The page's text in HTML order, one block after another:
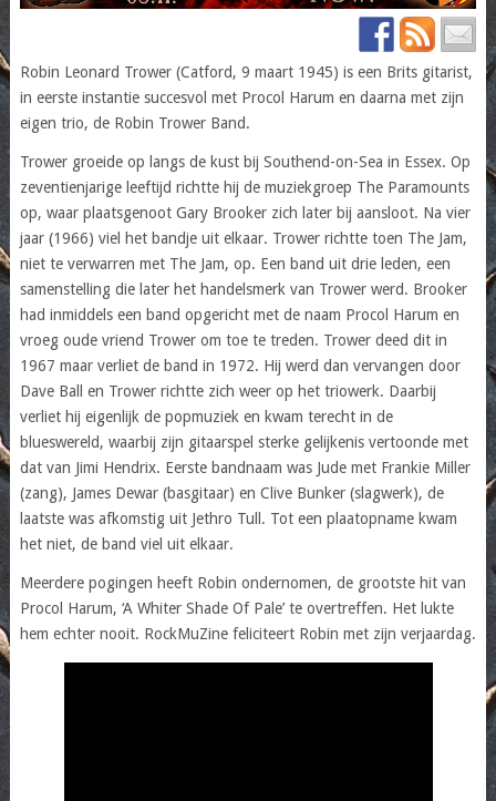
Robin Leonard Trower (Catford, 9 maart 1945) is een Brits gitarist,
in eerste instantie succesvol met Procol Harum en daarna met zijn
eigen trio, de Robin Trower Band.
Trower groeide op langs de kust bij Southend-on-Sea in Essex. Op
zeventienjarige leeftijd richtte hij de muziekgroep The Paramounts
op, waar plaatsgenoot Gary Brooker zich later bij aansloot. Na vier
jaar (1966) viel het bandje uit elkaar. Trower richtte toen The Jam,
niet te verwarren met The Jam, op. Een band uit drie leden, een
samenstelling die later het handelsmerk van Trower werd. Brooker
had inmiddels een band opgericht met de naam Procol Harum en
vroeg oude vriend Trower om toe te treden. Trower deed dit in
1967 maar verliet de band in 1972. Hij werd dan vervangen door
Dave Ball en Trower richtte zich weer op het triowerk. Daarbij
verliet hij eigenlijk de popmuziek en kwam terecht in de
blueswereld, waarbij zijn gitaarspel sterke gelijkenis vertoonde met
dat van Jimi Hendrix. Eerste bandnaam was Jude met Frankie Miller
(zang), James Dewar (basgitaar) en Clive Bunker (slagwerk), de
laatste was afkomstig uit Jethro Tull. Tot een plaatopname kwam
het niet, de band viel uit elkaar.
Meerdere pogingen heeft Robin ondernomen, de grootste hit van
Procol Harum, ‘A Whiter Shade Of Pale’ te overtreffen. Het lukte
hem echter nooit. RockMuZine feliciteert Robin met zijn verjaardag.